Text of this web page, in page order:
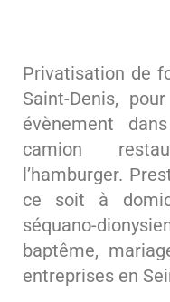
Privatisation de
Saint-Denis,
évènement
camion
l’hamburger.
ce soit à
séquano-
baptême,
entreprises en